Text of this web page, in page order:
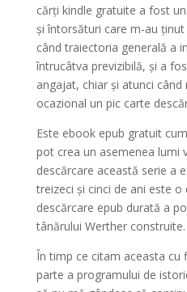
cărți kindle gratuite a fost
și întorsături care m-au
când traiectoria generală a
întrucâtva previzibilă, și a
angajat, chiar și atunci
ocazional un pic carte
Este ebook epub gratuit
pot crea un asemenea lumi
descărcare această serie a
treizeci și cinci de ani este
descărcare epub durată a
tânărului Werther construite.
În timp ce citam aceasta cu
parte a programului de